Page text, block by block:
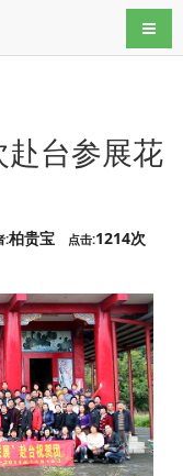
导航
台参展花
:柏贵宝 点击:1214次